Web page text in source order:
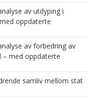
av utdyping i
oppdaterte
av forbedring av
– med oppdaterte
samliv mellom stat